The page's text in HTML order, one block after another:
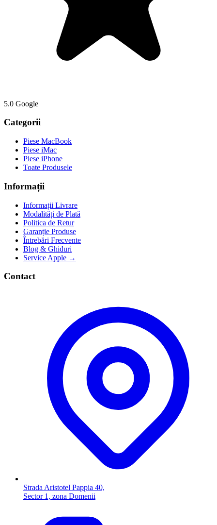
5.0 Google
Categorii
Piese MacBook
Piese iMac
Piese iPhone
Toate Produsele
Informații
Informații Livrare
Modalități de Plată
Politica de Retur
Garanție Produse
Întrebări Frecvente
Blog & Ghiduri
Service Apple →
Contact
Strada Aristotel Pappia 40,
Sector 1, zona Domenii